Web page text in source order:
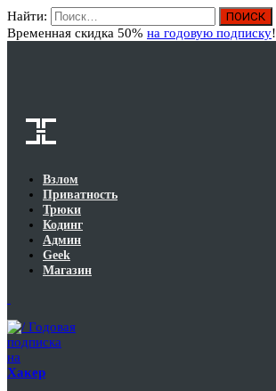
Найти:
Временная скидка 50% на годовую подписку!
Взлом
Приватность
Трюки
Кодинг
Админ
Geek
Магазин
Годовая
подписка
на
Хакер